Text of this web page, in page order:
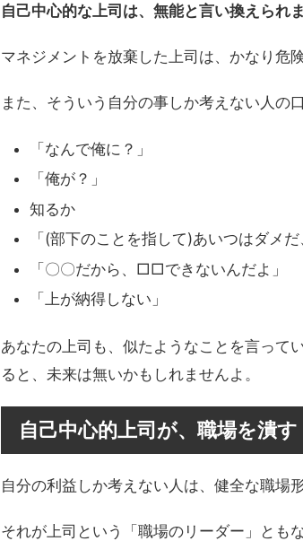
自己中心的な上司は、無能と言い換えられま
マネジメントを放棄した上司は、かなり危
また、そういう自分の事しか考えない人の
「なんで俺に？」
「俺が？」
知るか
「(部下のことを指して)あいつはダメだ
「〇〇だから、□□できないんだよ」
「上が納得しない」
あなたの上司も、似たようなことを言って
ると、未来は無いかもしれませんよ。
自己中心的上司が、職場を潰す
自分の利益しか考えない人は、健全な職場
それが上司という「職場のリーダー」とも